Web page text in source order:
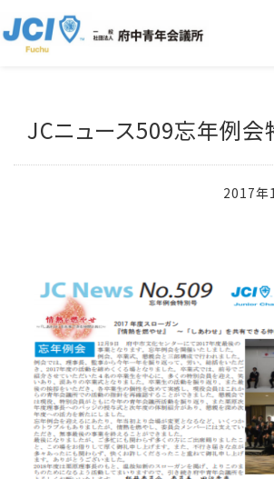
JCニュース509忘年例会
2017年